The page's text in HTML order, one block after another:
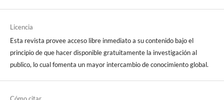
Licencia
Esta revista provee acceso libre inmediato a su contenido bajo el
principio de que hacer disponible gratuitamente la investigación al
publico, lo cual fomenta un mayor intercambio de conocimiento global.
Cómo citar